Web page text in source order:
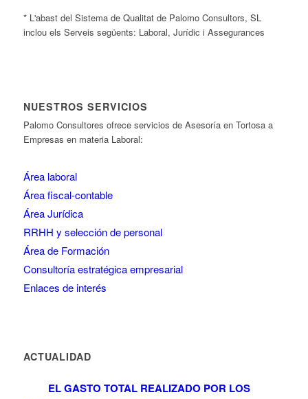
* L'abast del Sistema de Qualitat de Palomo Consultors, SL
inclou els Serveis següents: Laboral, Jurídic i Assegurances
NUESTROS SERVICIOS
Palomo Consultores ofrece servicios de Asesoría en Tortosa a
Empresas en materia Laboral:
Área laboral
Área fiscal-contable
Área Jurídica
RRHH y selección de personal
Área de Formación
Consultoría estratégica empresarial
Enlaces de interés
ACTUALIDAD
EL GASTO TOTAL REALIZADO POR LOS